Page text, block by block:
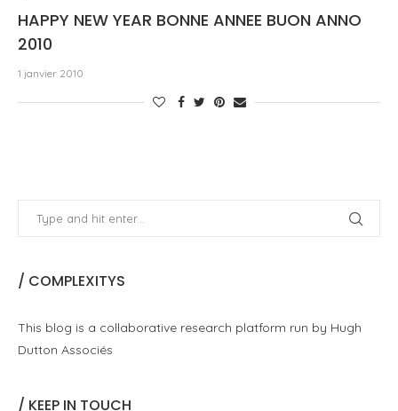
HAPPY NEW YEAR BONNE ANNEE BUON ANNO
2010
1 janvier 2010
/ COMPLEXITYS
This blog is a collaborative research platform run by Hugh
Dutton Associés
/ KEEP IN TOUCH